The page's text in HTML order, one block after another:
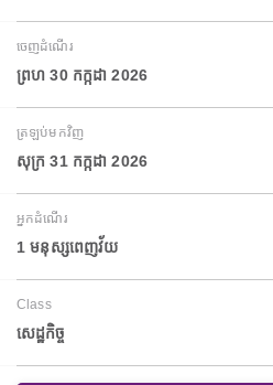
ចេញដំណើរ
ព្រហ 30 កក្កដា 2026
ត្រឡប់មកវិញ
សុក្រ 31 កក្កដា 2026
អ្នកដំណើរ
1 មនុស្សពេញវ័យ
Class
សេដ្ឋកិច្ច